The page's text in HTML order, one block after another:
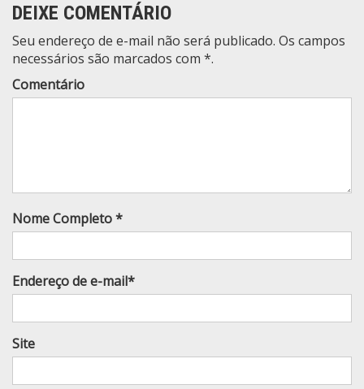
DEIXE COMENTÁRIO
Seu endereço de e-mail não será publicado. Os campos
necessários são marcados com *.
Comentário
Nome Completo *
Endereço de e-mail*
Site